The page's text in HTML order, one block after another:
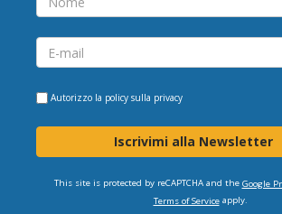
Autorizzo la policy sulla privacy
Iscrivimi alla Newsletter
This site is protected by reCAPTCHA and the Google
Terms of Serviceapply.